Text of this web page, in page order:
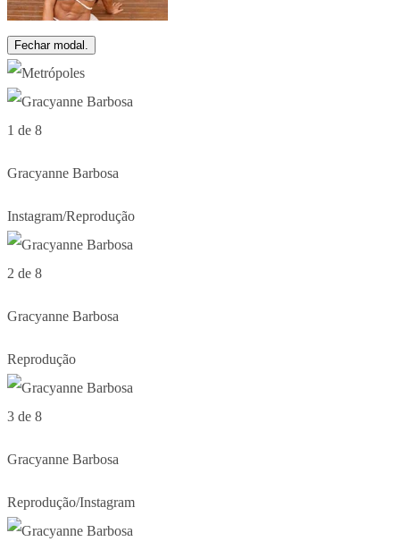
Fechar modal.
1 de 8
Gracyanne Barbosa
Instagram/Reprodução
2 de 8
Gracyanne Barbosa
Reprodução
3 de 8
Gracyanne Barbosa
Reprodução/Instagram